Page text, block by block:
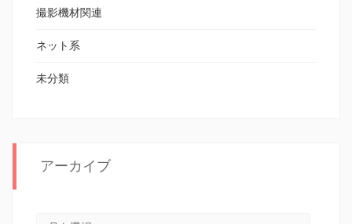
撮影機材関連
ネット系
未分類
アーカイブ